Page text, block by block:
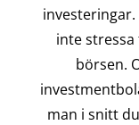
inte
börsen.
man i snitt